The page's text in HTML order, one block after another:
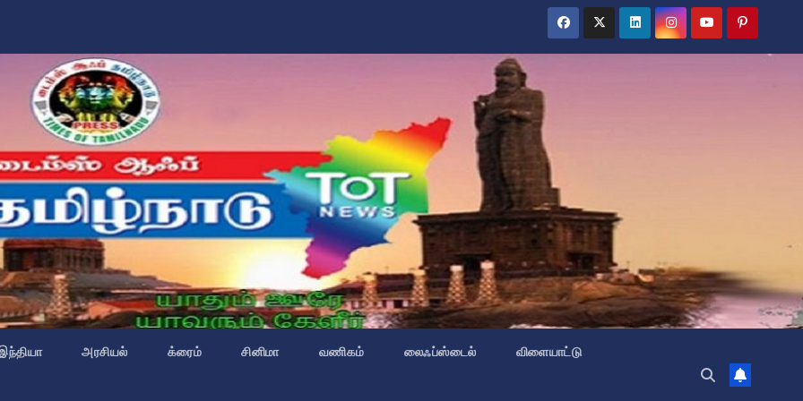
அரசியல் க்ரைம் சினிமா வணிகம் லைஃப்ஸ்டைல் விளையாட்டு